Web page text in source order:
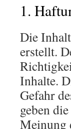
1.
Die
erstellt.
Inhalte.
Gefahr
geben
Meinung